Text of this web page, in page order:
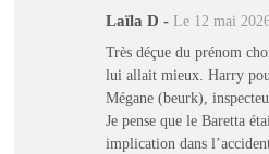
Laïla D - Le 12 mai
Très déçue du prénom
lui allait mieux. Harry
Mégane (beurk),
Je pense que le Baretta
implication dans